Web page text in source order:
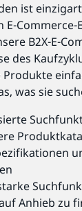
ist
Commerce-
B2X-E-
des
Produkte
was sie
Anhieb zu